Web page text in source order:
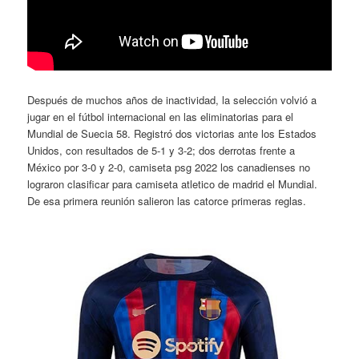
Después de muchos años de inactividad, la selección volvió a
jugar en el fútbol internacional en las eliminatorias para el
Mundial de Suecia 58. Registró dos victorias ante los Estados
Unidos, con resultados de 5-1 y 3-2; dos derrotas frente a
México por 3-0 y 2-0, camiseta psg 2022 los canadienses no
lograron clasificar para camiseta atletico de madrid el Mundial.
De esa primera reunión salieron las catorce primeras reglas.